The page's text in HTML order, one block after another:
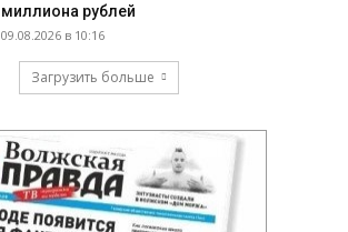
миллиона рублей
09.08.2026 в 10:16
Загрузить больше